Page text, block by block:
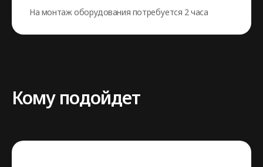
На монтаж оборудования потребуется 2 часа
Кому подойдет